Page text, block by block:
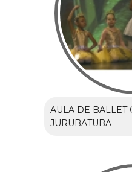
AULA DE BALLET
JURUBATUBA